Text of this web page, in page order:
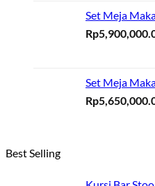
Set Meja
Rp
Set Meja
Rp
Best Selling